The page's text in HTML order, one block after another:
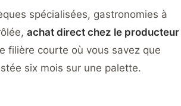
spécialisées, gastronomies à
achat direct chez le producteur
filière courte où vous savez que
six mois sur une palette.